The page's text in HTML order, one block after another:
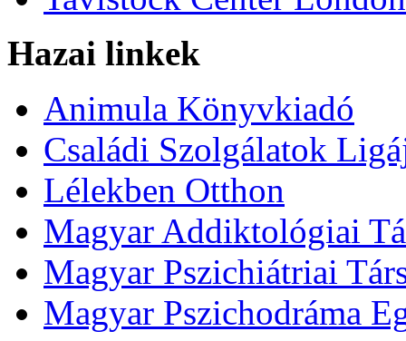
Hazai linkek
Animula Könyvkiadó
Családi Szolgálatok
Lélekben Otthon
Magyar Addiktológiai
Magyar Pszichiátriai
Magyar Pszichodráma